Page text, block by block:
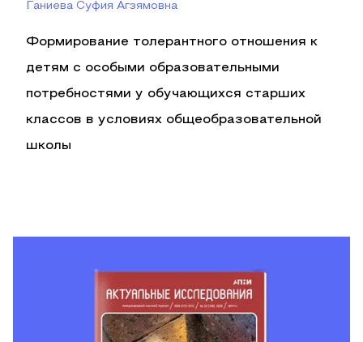
Ганиева Суфия Агзямовна
Формирование толерантного отношения к
детям с особыми образовательными
потребностями у обучающихся старших
классов в условиях общеобразовательной
школы